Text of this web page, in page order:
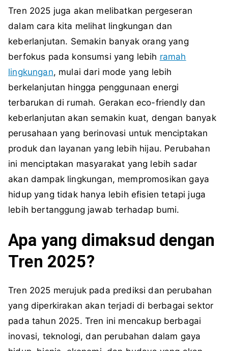
Tren 2025 juga akan melibatkan pergeseran
dalam cara kita melihat lingkungan dan
keberlanjutan. Semakin banyak orang yang
berfokus pada konsumsi yang lebih ramah
lingkungan, mulai dari mode yang lebih
berkelanjutan hingga penggunaan energi
terbarukan di rumah. Gerakan eco-friendly dan
keberlanjutan akan semakin kuat, dengan banyak
perusahaan yang berinovasi untuk menciptakan
produk dan layanan yang lebih hijau. Perubahan
ini menciptakan masyarakat yang lebih sadar
akan dampak lingkungan, mempromosikan gaya
hidup yang tidak hanya lebih efisien tetapi juga
lebih bertanggung jawab terhadap bumi.
Apa yang dimaksud dengan
Tren 2025?
Tren 2025 merujuk pada prediksi dan perubahan
yang diperkirakan akan terjadi di berbagai sektor
pada tahun 2025. Tren ini mencakup berbagai
inovasi, teknologi, dan perubahan dalam gaya